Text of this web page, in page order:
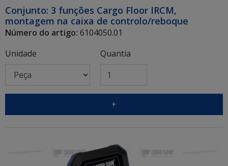
Conjunto: 3 funções Cargo Floor IRCM,
montagem na caixa de controlo/reboque
Número do artigo: 6104050.01
Unidade
Quantia
+